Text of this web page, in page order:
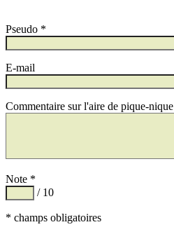
Pseudo *
E-mail
Commentaire sur l'aire de pique-nique
Note *
/ 10
* champs obligatoires